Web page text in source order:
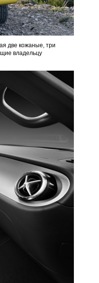
две кожаные, три
владельцу